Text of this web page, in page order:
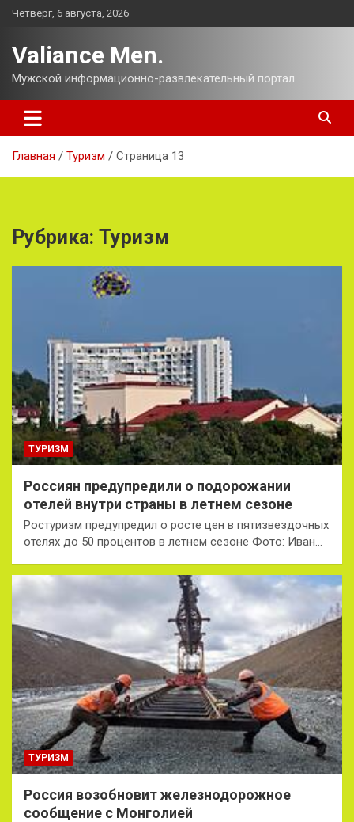
Перейти
Четверг, 6 августа, 2026
Valiance Men.
Мужской информационно-развлекательный портал.
Главная Туризм Страница 13
Рубрика: Туризм
ТУРИЗМ
Россиян предупредили о подорожании
отелей внутри страны в летнем сезоне
Ростуризм предупредил о росте цен в пятизвездочных
отелях до 50 процентов в летнем сезоне Фото: Иван…
ТУРИЗМ
Россия возобновит железнодорожное
сообщение с Монголией